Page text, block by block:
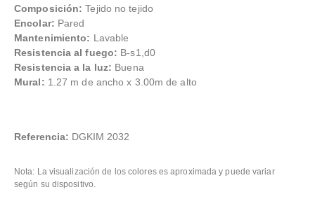
Composición: Tejido no tejido
Encolar: Pared
Mantenimiento: Lavable
Resistencia al fuego: B-s1,d0
Resistencia a la luz: Buena
Mural: 1.27 m de ancho x 3.00m de alto
Referencia: DGKIM 2032
Nota: La visualización de los colores es aproximada y puede variar
según su dispositivo.